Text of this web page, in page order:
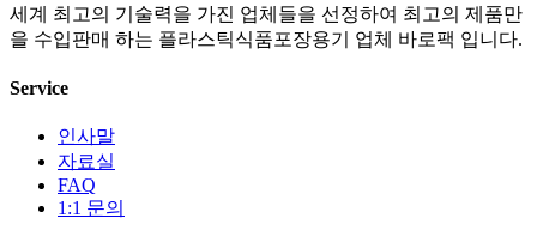
세계 최고의 기술력을 가진 업체들을 선정하여 최고의 제품만
을 수입판매 하는 플라스틱식품포장용기 업체 바로팩 입니다.
Service
인사말
자료실
FAQ
1:1 문의